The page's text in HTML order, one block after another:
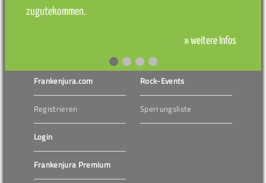
zugutekommen.
» weitere Infos
Frankenjura.com
Registrieren
Login
Frankenjura Premium
Rock-Events
Sperrungsliste